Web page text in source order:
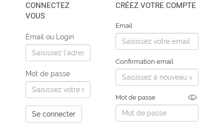
CONNECTEZ
VOUS
Email ou Login
Mot de passe
Se connecter
CRÉEZ VOTRE COMPTE
Email
Confirmation email
Mot de passe